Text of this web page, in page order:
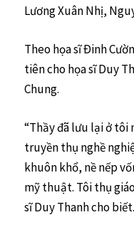
Lương Xuân Nhị,
Theo họa sĩ Ðinh
tiên cho họa sĩ Duy
Chung.
“Thầy đã lưu lại ở
truyền thụ nghề
khuôn khổ, nề nếp
mỹ thuật. Tôi thụ
sĩ Duy Thanh cho biết.